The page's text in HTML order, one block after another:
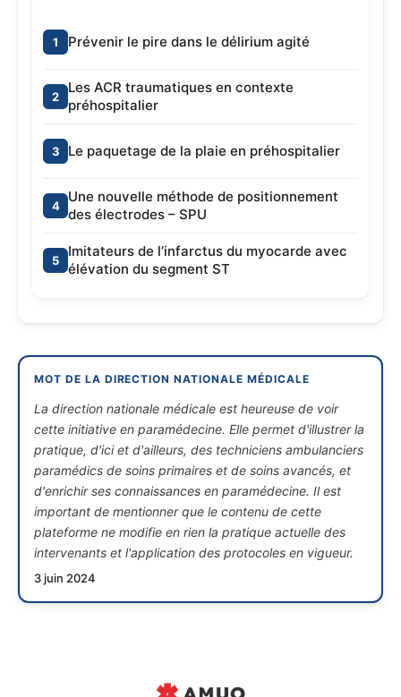
Prévenir le pire dans le délirium agité
Les ACR traumatiques en contexte
préhospitalier
Le paquetage de la plaie en préhospitalier
Une nouvelle méthode de positionnement
des électrodes – SPU
Imitateurs de l’infarctus du myocarde avec
élévation du segment ST
MOT DE LA DIRECTION NATIONALE MÉDICALE
La direction nationale médicale est heureuse de voir
cette initiative en paramédecine. Elle permet d'illustrer la
pratique, d'ici et d'ailleurs, des techniciens ambulanciers
paramédics de soins primaires et de soins avancés, et
d'enrichir ses connaissances en paramédecine. Il est
important de mentionner que le contenu de cette
plateforme ne modifie en rien la pratique actuelle des
intervenants et l'application des protocoles en vigueur.
3 juin 2024